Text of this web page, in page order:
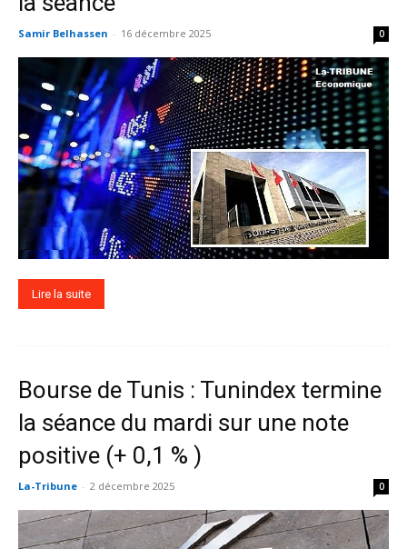
Samir Belhassen - 16 décembre 2025 0
Lire la suite
Bourse de Tunis : Tunindex termine
la séance du mardi sur une note
positive (+ 0,1 % )
La-Tribune - 2 décembre 2025 0